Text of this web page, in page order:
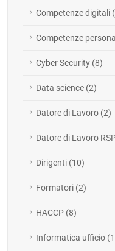
Competenze digitali
Competenze
Cyber Security (8)
Data science (2)
Datore di Lavoro (2)
Datore di Lavoro
Dirigenti (10)
Formatori (2)
HACCP (8)
Informatica ufficio